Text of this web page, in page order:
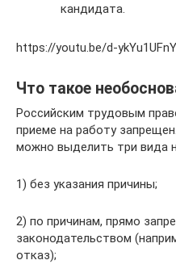
кандидата.
https://youtu.be/d-ykYu1UFnY
Что такое
Российским трудовым
приеме на работу
можно выделить три вида
1) без указания причины;
2) по причинам, прямо
законодательством
отказ);